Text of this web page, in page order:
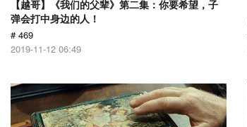
【越哥】《我们的父辈》第二集：你要希望，子
弹会打中身边的人！
# 469
2019-11-12 06:49